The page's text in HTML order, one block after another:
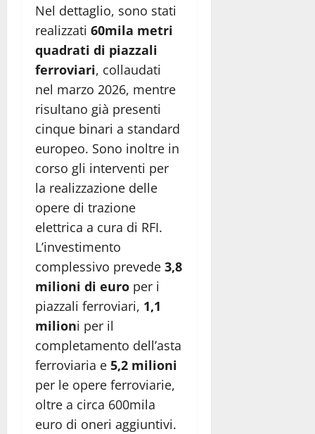
Nel dettaglio, sono stati
realizzati 60mila metri
quadrati di piazzali
ferroviari, collaudati
nel marzo 2026, mentre
risultano già presenti
cinque binari a standard
europeo. Sono inoltre in
corso gli interventi per
la realizzazione delle
opere di trazione
elettrica a cura di RFI.
L’investimento
complessivo prevede 3,8
milioni di euro per i
piazzali ferroviari, 1,1
milioni per il
completamento dell’asta
ferroviaria e 5,2 milioni
per le opere ferroviarie,
oltre a circa 600mila
euro di oneri aggiuntivi.